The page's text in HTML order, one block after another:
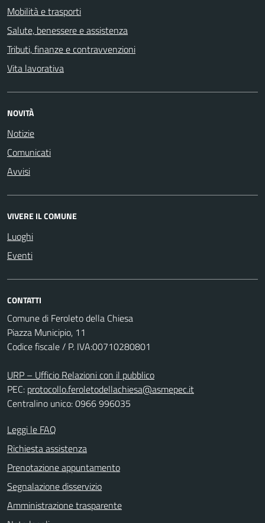
Mobilità e trasporti
Salute, benessere e assistenza
Tributi, finanze e contravvenzioni
Vita lavorativa
NOVITÀ
Notizie
Comunicati
Avvisi
VIVERE IL COMUNE
Luoghi
Eventi
CONTATTI
Comune di Feroleto della Chiesa
Piazza Municipio, 11
Codice fiscale / P. IVA:00710280801
URP – Ufficio Relazioni con il pubblico
PEC: protocollo.feroletodellachiesa@asmepec.it
Centralino unico: 0966 996035
Leggi le FAQ
Richiesta assistenza
Prenotazione appuntamento
Segnalazione disservizio
Amministrazione trasparente